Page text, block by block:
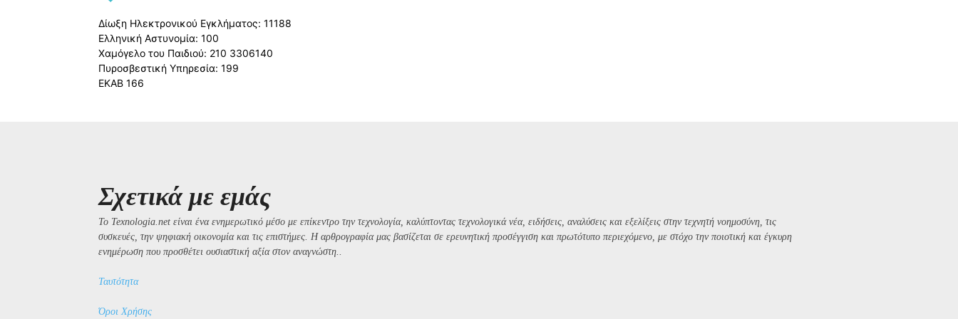
Δίωξη Ηλεκτρονικού Εγκλήματος: 11188
Ελληνική Αστυνομία: 100
Χαμόγελο του Παιδιού: 210 3306140
Πυροσβεστική Υπηρεσία: 199
ΕΚΑΒ 166
Σχετικά με εμάς
Το Texnologia.net είναι ένα ενημερωτικό μέσο με επίκεντρο την τεχνολογία, καλύπτοντας τεχνολογικά νέα, ειδήσεις, αναλύσεις και εξελίξεις στην τεχνητή νοημοσύνη, τις
συσκευές, την ψηφιακή οικονομία και τις επιστήμες. Η αρθρογραφία μας βασίζεται σε ερευνητική προσέγγιση και πρωτότυπο περιεχόμενο, με στόχο την ποιοτική και έγκυρη
ενημέρωση που προσθέτει ουσιαστική αξία στον αναγνώστη..
Ταυτότητα
Όροι Χρήσης